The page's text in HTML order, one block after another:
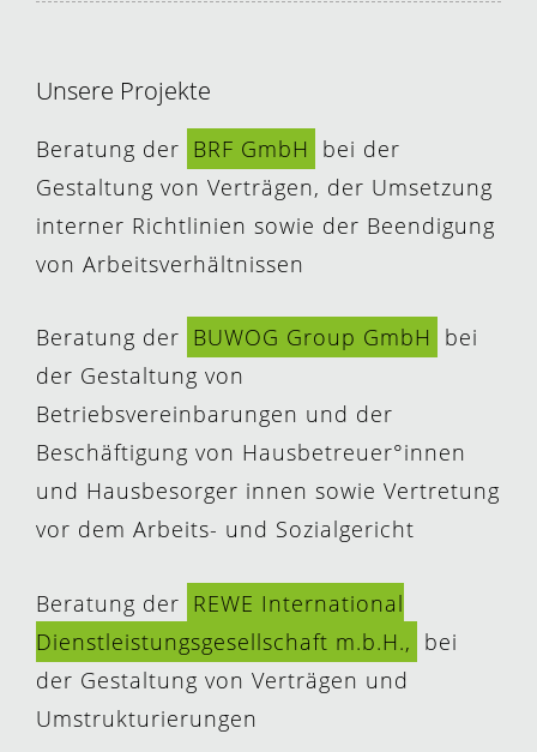
Unsere Projekte
Beratung der BRF GmbH bei der
Gestaltung von Verträgen, der Umsetzung
interner Richtlinien sowie der Beendigung
von Arbeitsverhältnissen
Beratung der BUWOG Group GmbH bei
der Gestaltung von
Betriebsvereinbarungen und der
Beschäftigung von Hausbetreuer°innen
und Hausbesorger innen sowie Vertretung
vor dem Arbeits- und Sozialgericht
Beratung der REWE International
Dienstleistungsgesellschaft m.b.H., bei
der Gestaltung von Verträgen und
Umstrukturierungen